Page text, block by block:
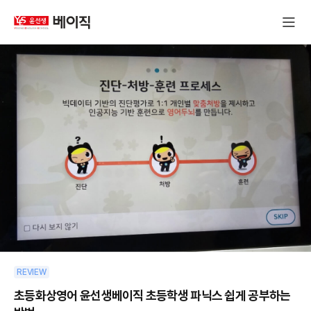
윤
선
생
베
전
뉴
창
열
기
REVIEW
초등화상영어 윤선생베이직 초등학생 파닉스 쉽게 공부하는